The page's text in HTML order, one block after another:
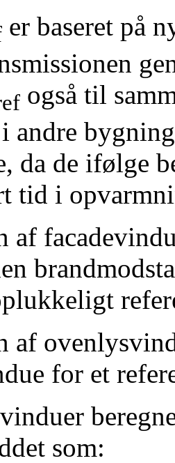
er baseret på
også til
andre
da de ifølge
tid i
af
af
for et
som: